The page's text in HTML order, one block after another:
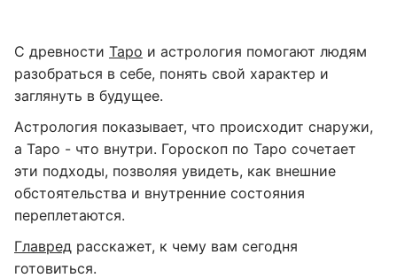
С древности Таро и астрология помогают людям
разобраться в себе, понять свой характер и
заглянуть в будущее.
Астрология показывает, что происходит снаружи,
а Таро - что внутри. Гороскоп по Таро сочетает
эти подходы, позволяя увидеть, как внешние
обстоятельства и внутренние состояния
переплетаются.
Главред расскажет, к чему вам сегодня
готовиться.